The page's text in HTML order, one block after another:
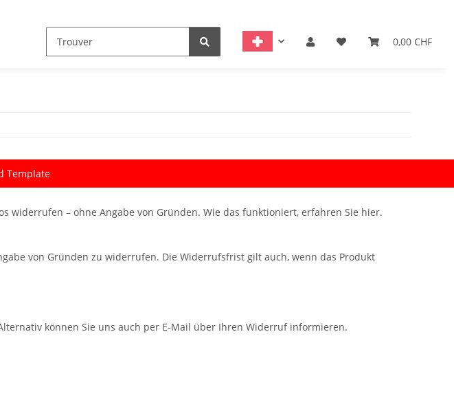
0,00 CHF
Template
widerrufen – ohne Angabe von Gründen. Wie das funktioniert, erfahren Sie hier.
von Gründen zu widerrufen. Die Widerrufsfrist gilt auch, wenn das Produkt
können Sie uns auch per E-Mail über Ihren Widerruf informieren.